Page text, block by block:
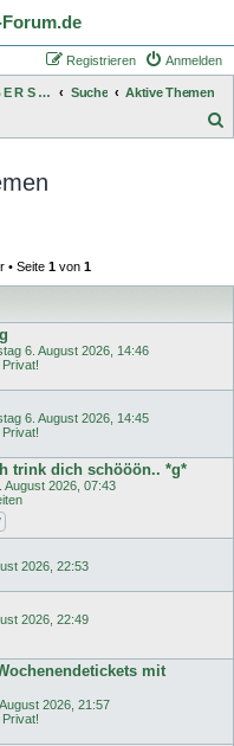
Anmelden
Registrieren
F O R E N - Ü B E R S I C H T Suche
Aktive Themen
• Seite 1von 1
6. August 2026, 14:46
6. August 2026, 14:45
trink dich schööön.. *g*
August 2026, 07:43
2026, 22:53
2026, 22:49
mit
2026, 21:57